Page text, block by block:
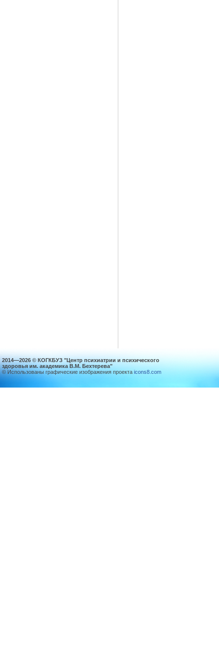
2014—2026 © КОГКБУЗ "Центр психиатрии и психического
здоровья им. академика В.М. Бехтерева"
© Использованы графические изображения проекта icons8.com